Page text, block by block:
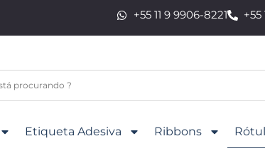
+55 11 9 9906-8221 +55
Etiqueta Adesiva Ribbons